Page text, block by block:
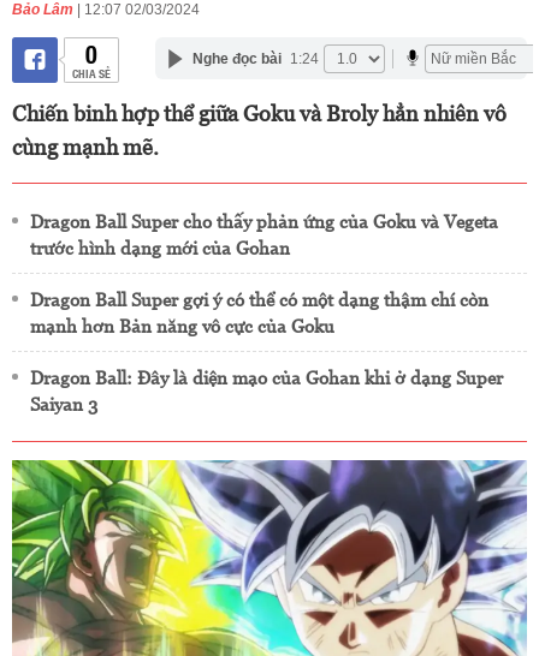
Bảo Lâm | 12:07 02/03/2024
0
CHIA SẺ
Nghe đọc bài 1:24
Chiến binh hợp thể giữa Goku và Broly hẳn nhiên vô
cùng mạnh mẽ.
Dragon Ball Super cho thấy phản ứng của Goku và Vegeta
trước hình dạng mới của Gohan
Dragon Ball Super gợi ý có thể có một dạng thậm chí còn
mạnh hơn Bản năng vô cực của Goku
Dragon Ball: Đây là diện mạo của Gohan khi ở dạng Super
Saiyan 3